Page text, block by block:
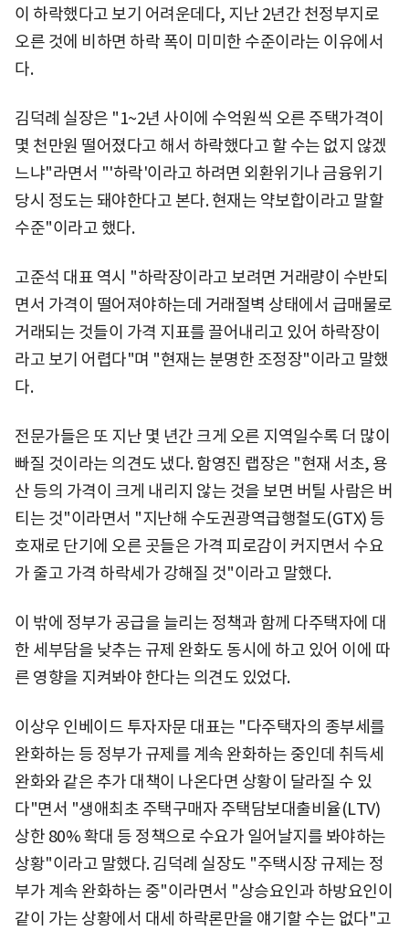
이 하락했다고 보기 어려운데다, 지난 2년간 천정부지로
오른 것에 비하면 하락 폭이 미미한 수준이라는 이유에서
다.
김덕례 실장은 "1~2년 사이에 수억원씩 오른 주택가격이
몇 천만원 떨어졌다고 해서 하락했다고 할 수는 없지 않겠
느냐"라면서 "'하락'이라고 하려면 외환위기나 금융위기
당시 정도는 돼야한다고 본다. 현재는 약보합이라고 말할
수준"이라고 했다.
고준석 대표 역시 "하락장이라고 보려면 거래량이 수반되
면서 가격이 떨어져야하는데 거래절벽 상태에서 급매물로
거래되는 것들이 가격 지표를 끌어내리고 있어 하락장이
라고 보기 어렵다"며 "현재는 분명한 조정장"이라고 말했
다.
전문가들은 또 지난 몇 년간 크게 오른 지역일수록 더 많이
빠질 것이라는 의견도 냈다. 함영진 랩장은 "현재 서초, 용
산 등의 가격이 크게 내리지 않는 것을 보면 버틸 사람은 버
티는 것"이라면서 "지난해 수도권광역급행철도(GTX) 등
호재로 단기에 오른 곳들은 가격 피로감이 커지면서 수요
가 줄고 가격 하락세가 강해질 것"이라고 말했다.
이 밖에 정부가 공급을 늘리는 정책과 함께 다주택자에 대
한 세부담을 낮추는 규제 완화도 동시에 하고 있어 이에 따
른 영향을 지켜봐야 한다는 의견도 있었다.
이상우 인베이드 투자자문 대표는 "다주택자의 종부세를
완화하는 등 정부가 규제를 계속 완화하는 중인데 취득세
완화와 같은 추가 대책이 나온다면 상황이 달라질 수 있
다"면서 "생애최초 주택구매자 주택담보대출비율(LTV)
상한 80% 확대 등 정책으로 수요가 일어날지를 봐야하는
상황"이라고 말했다. 김덕례 실장도 "주택시장 규제는 정
부가 계속 완화하는 중"이라면서 "상승요인과 하방요인이
같이 가는 상황에서 대세 하락론만을 얘기할 수는 없다"고